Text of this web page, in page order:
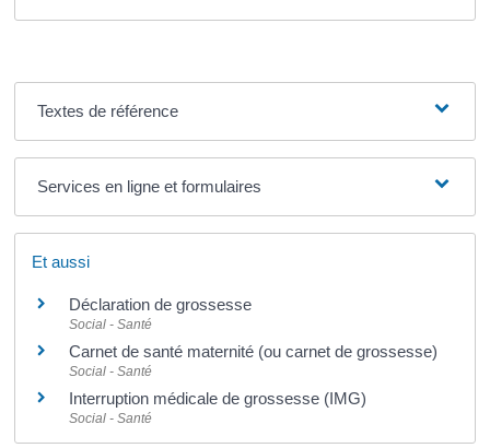
Textes de référence
Services en ligne et formulaires
Et aussi
Déclaration de grossesse
Social - Santé
Carnet de santé maternité (ou carnet de grossesse)
Social - Santé
Interruption médicale de grossesse (IMG)
Social - Santé